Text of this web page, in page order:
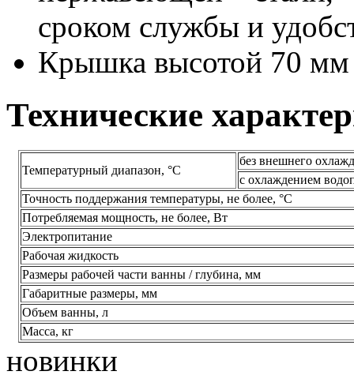
сроком службы и
Крышка высотой 70 мм
Технические
Температурный диапазон, °С
без внешнего
с охлаждением
Точность поддержания температуры, не более, °С
Потребляемая мощность, не более, Вт
Электропитание
Рабочая жидкость
Размеры рабочей части ванны / глубина, мм
Габаритные размеры, мм
Объем ванны, л
Масса, кг
новинки